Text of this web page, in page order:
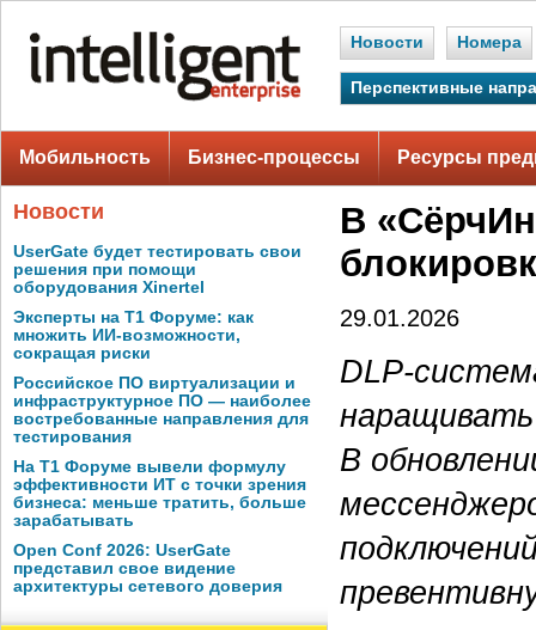
Новости Номера
Перспективные
Мобильность Бизнес-процессы Ресурсы
Новости
UserGate будет тестировать свои
решения при помощи
оборудования Xinertel
Эксперты на Т1 Форуме: как
множить ИИ-возможности,
сокращая риски
Российское ПО виртуализации и
инфраструктурное ПО — наиболее
востребованные направления для
тестирования
На Т1 Форуме вывели формулу
эффективности ИТ с точки зрения
бизнеса: меньше тратить, больше
зарабатывать
Open Conf 2026: UserGate
представил свое видение
архитектуры сетевого доверия
В
29.01.2026
DLP-
В